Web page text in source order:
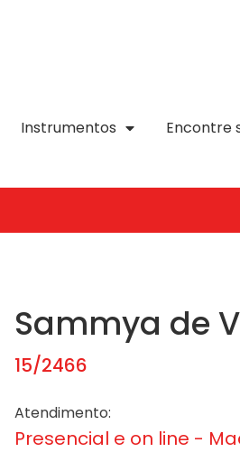
Instrumentos Encontre
Sammya de
15/2466
Atendimento:
Presencial e on line -